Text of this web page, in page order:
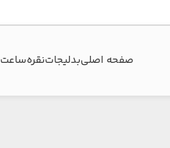
صفحه اصلیبدلیجاتنقرهساعت